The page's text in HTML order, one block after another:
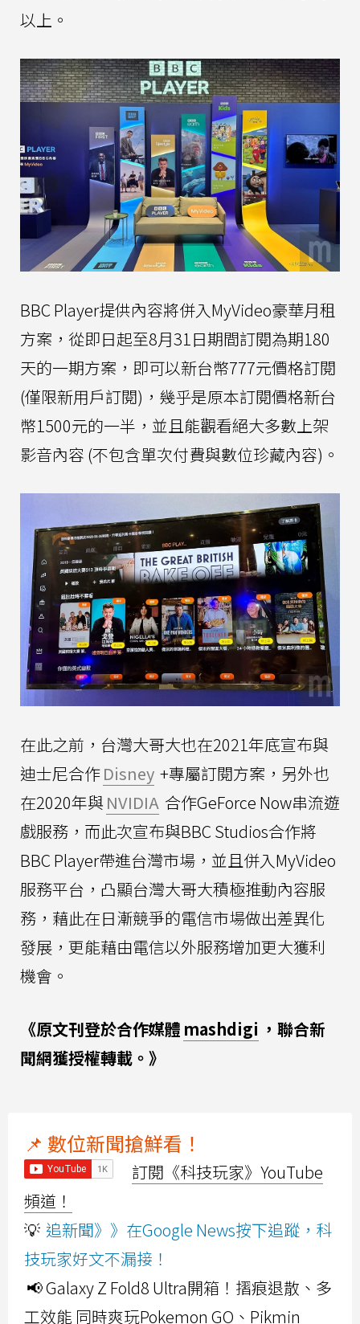
以上。
BBC Player提供內容將併入MyVideo豪華月租
方案，從即日起至8月31日期間訂閱為期180
天的一期方案，即可以新台幣777元價格訂閱
(僅限新用戶訂閱)，幾乎是原本訂閱價格新台
幣1500元的一半，並且能觀看絕大多數上架
影音內容 (不包含單次付費與數位珍藏內容)。
在此之前，台灣大哥大也在2021年底宣布與
迪士尼合作Disney +專屬訂閱方案，另外也
在2020年與 NVIDIA 合作GeForce Now串流遊
戲服務，而此次宣布與BBC Studios合作將
BBC Player帶進台灣市場，並且併入MyVideo
服務平台，凸顯台灣大哥大積極推動內容服
務，藉此在日漸競爭的電信市場做出差異化
發展，更能藉由電信以外服務增加更大獲利
機會。
《原文刊登於合作媒體 mashdigi ，聯合新
聞網獲授權轉載。》
📌 數位新聞搶鮮看！
訂閱《科技玩家》YouTube
頻道！
💡 追新聞》》在Google News按下追蹤，科
技玩家好文不漏接！
📢 Galaxy Z Fold8 Ultra開箱！摺痕退散、多
工效能 同時爽玩Pokemon GO、Pikmin